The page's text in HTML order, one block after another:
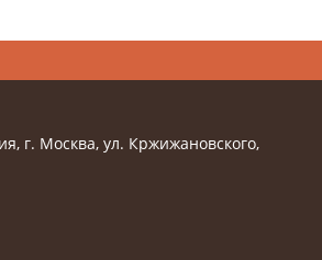
г. Москва, ул. Кржижановского,